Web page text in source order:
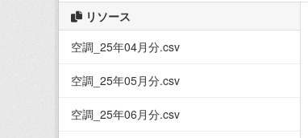
リソース
空調_25年04月分.csv
空調_25年05月分.csv
空調_25年06月分.csv